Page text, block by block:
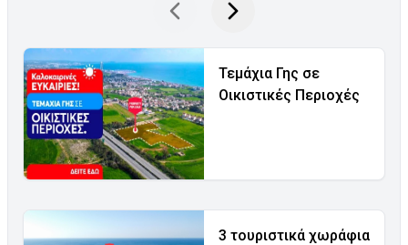
Τεμάχια Γης σε
Οικιστικές Περιοχές
3 τουριστικά χωράφια